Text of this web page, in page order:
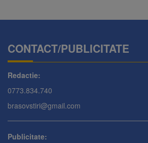
CONTACT/PUBLICITATE
Redactie:
0773.834.740
brasovstiri@gmail.com
Publicitate: